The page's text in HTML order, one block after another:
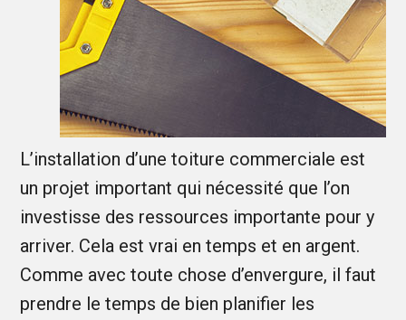
L’installation d’une toiture commerciale est
un projet important qui nécessité que l’on
investisse des ressources importante pour y
arriver. Cela est vrai en temps et en argent.
Comme avec toute chose d’envergure, il faut
prendre le temps de bien planifier les